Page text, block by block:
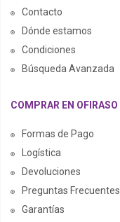
Contacto
Dónde estamos
Condiciones
Búsqueda Avanzada
COMPRAR EN OFIRASO
Formas de Pago
Logística
Devoluciones
Preguntas Frecuentes
Garantías